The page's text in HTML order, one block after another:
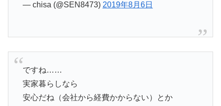
— chisa (@SEN8473) 2019年8月6日
ですね……
実家暮らしなら
安心だね（会社から経費かからない）とか